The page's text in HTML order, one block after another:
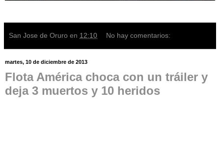
San Jose de Oruro en 12:10 No hay comentarios:
martes, 10 de diciembre de 2013
Flota América choca con un tráiler y
deja 3 muertos y 10 heridos